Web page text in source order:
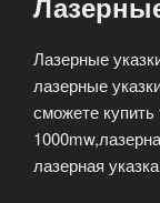
Лазерные
лазерные
сможете купить
лазерная